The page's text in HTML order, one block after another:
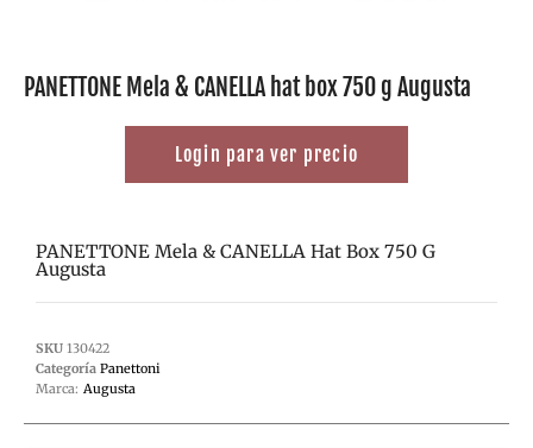
PANETTONE Mela & CANELLA hat box 750 g Augusta
Login para ver precio
PANETTONE Mela & CANELLA Hat Box 750 G
Augusta
SKU 130422
Categoría Panettoni
Marca: Augusta